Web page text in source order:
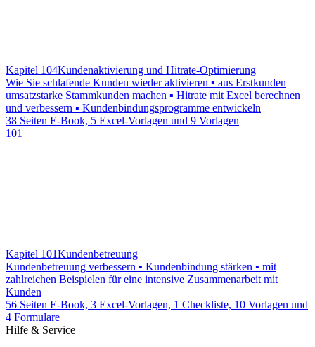
Kapitel 104Kundenaktivierung und Hitrate-Optimierung
Wie Sie schlafende Kunden wieder aktivieren ▪ aus Erstkunden
umsatzstarke Stammkunden machen ▪ Hitrate mit Excel berechnen
und verbessern ▪ Kundenbindungsprogramme entwickeln
38 Seiten E-Book, 5 Excel-Vorlagen und 9 Vorlagen
101
Kapitel 101Kundenbetreuung
Kundenbetreuung verbessern ▪ Kundenbindung stärken ▪ mit
zahlreichen Beispielen für eine intensive Zusammenarbeit mit
Kunden
56 Seiten E-Book, 3 Excel-Vorlagen, 1 Checkliste, 10 Vorlagen und
4 Formulare
Hilfe & Service